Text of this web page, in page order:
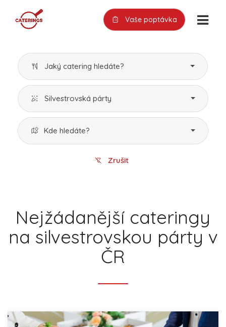
Vaše poptávka
Jaký catering hledáte?
Silvestrovská párty
Kde hledáte?
Zrušit
Nejžádanější cateringy
na silvestrovskou párty v
ČR